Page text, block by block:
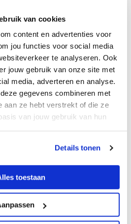
van cookies
content en advertenties voor
jou functies voor social media
te analyseren. Ook
jouw gebruik van onze site met
media, adverteren en analyse.
gegevens combineren met
aan ze hebt verstrekt of die ze
van jouw gebruik van hun
Details tonen
toestaan